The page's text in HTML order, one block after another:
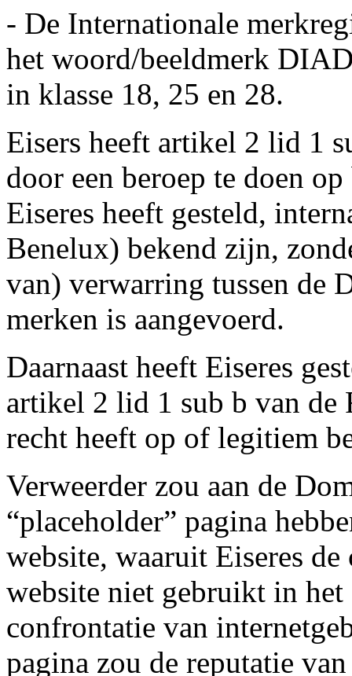
- De Internationale
het woord/beeldmerk
in klasse 18, 25 en 28.
Eisers heeft artikel 2 lid 1
door een beroep te doen
Eiseres heeft gesteld,
Benelux) bekend zijn,
van) verwarring tussen de
merken is aangevoerd.
Daarnaast heeft Eiseres
artikel 2 lid 1 sub b van de
recht heeft op of legitiem
Verweerder zou aan de
“placeholder” pagina
website, waaruit Eiseres
website niet gebruikt in het
confrontatie van
pagina zou de reputatie